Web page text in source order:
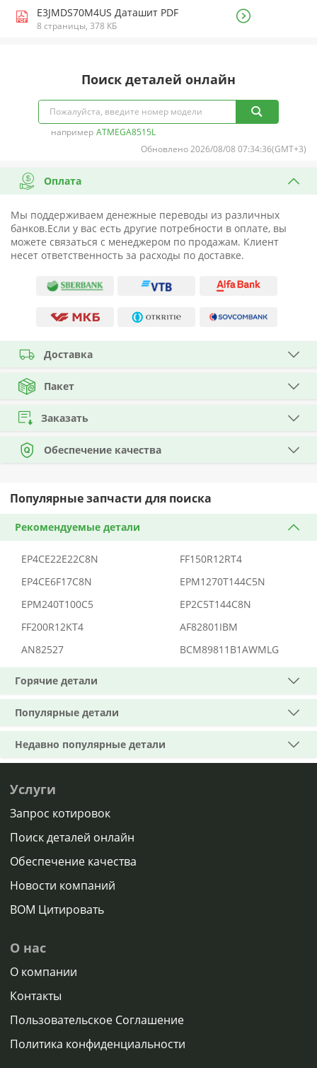
E3JMDS70M4US Даташит PDF
8 страницы, 378 КБ
Поиск деталей онлайн
например ATMEGA8515L
Обновлено 2026/08/08 07:34:36(GMT+3)
Оплата
Мы поддерживаем денежные переводы из различных
банков.Если у вас есть другие потребности в оплате, вы
можете связаться с менеджером по продажам. Клиент
несет ответственность за расходы по доставке.
Доставка
Пакет
Заказать
Обеспечение качества
Популярные запчасти для поиска
Рекомендуемые детали
EP4CE22E22C8N
FF150R12RT4
EP4CE6F17C8N
EPM1270T144C5N
EPM240T100C5
EP2C5T144C8N
FF200R12KT4
AF82801IBM
AN82527
BCM89811B1AWMLG
Горячие детали
Популярные детали
Недавно популярные детали
Услуги
Запрос котировок
Поиск деталей онлайн
Обеспечение качества
Новости компаний
BOM Цитировать
О нас
О компании
Контакты
Пользовательское Соглашение
Политика конфиденциальности